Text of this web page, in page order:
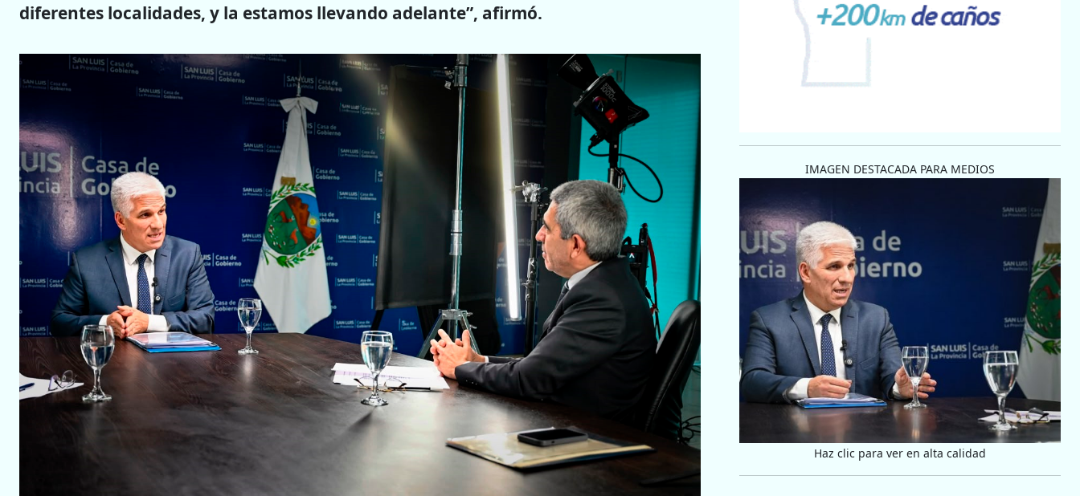
diferentes localidades, y la estamos llevando adelante”, afirmó.
IMAGEN DESTACADA PARA MEDIOS
Haz clic para ver en alta calidad